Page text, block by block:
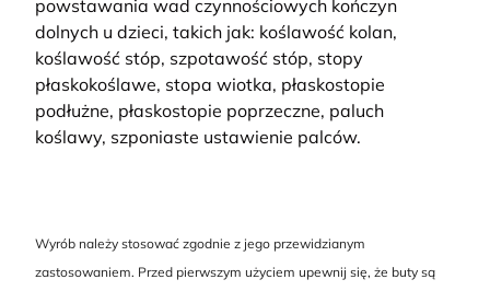
powstawania wad czynnościowych kończyn
dolnych u dzieci, takich jak: koślawość kolan,
koślawość stóp, szpotawość stóp, stopy
płaskokoślawe, stopa wiotka, płaskostopie
podłużne, płaskostopie poprzeczne, paluch
koślawy, szponiaste ustawienie palców.
Wyrób należy stosować zgodnie z jego przewidzianym
zastosowaniem. Przed pierwszym użyciem upewnij się, że buty są